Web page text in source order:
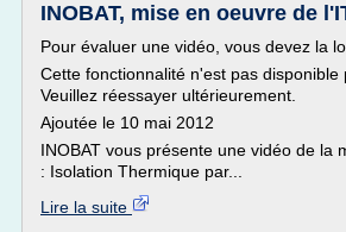
INOBAT, mise en oeuvre de
Pour évaluer une vidéo, vous devez la
Cette fonctionnalité n'est pas disponible
Veuillez réessayer ultérieurement.
Ajoutée le 10 mai 2012
INOBAT vous présente une vidéo de la
: Isolation Thermique par...
Lire la suite